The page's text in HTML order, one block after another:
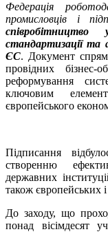
Федерація
промисловців і
стандартизації та
ЄС. Документ
провідних
реформування
ключовим
європейського
Підписання
створенню
державних
також європейських
До заходу, що
понад вісімдесят